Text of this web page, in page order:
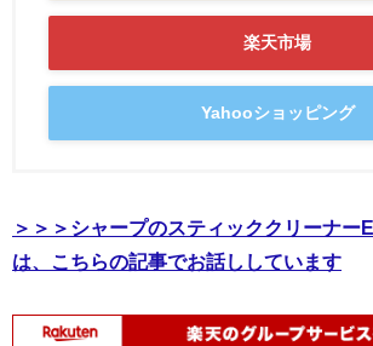
楽天市場
Yahooショッピング
＞＞＞シャープのスティッククリーナー
は、こちらの記事でお話ししています